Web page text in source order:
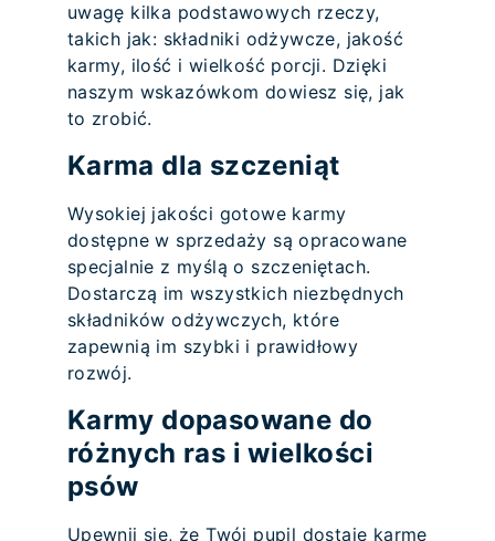
uwagę kilka podstawowych rzeczy,
takich jak: składniki odżywcze, jakość
karmy, ilość i wielkość porcji. Dzięki
naszym wskazówkom dowiesz się, jak
to zrobić.
Karma dla szczeniąt
Wysokiej jakości gotowe karmy
dostępne w sprzedaży są opracowane
specjalnie z myślą o szczeniętach.
Dostarczą im wszystkich niezbędnych
składników odżywczych, które
zapewnią im szybki i prawidłowy
rozwój.
Karmy dopasowane do
różnych ras i wielkości
psów
Upewnij się, że Twój pupil dostaje karmę